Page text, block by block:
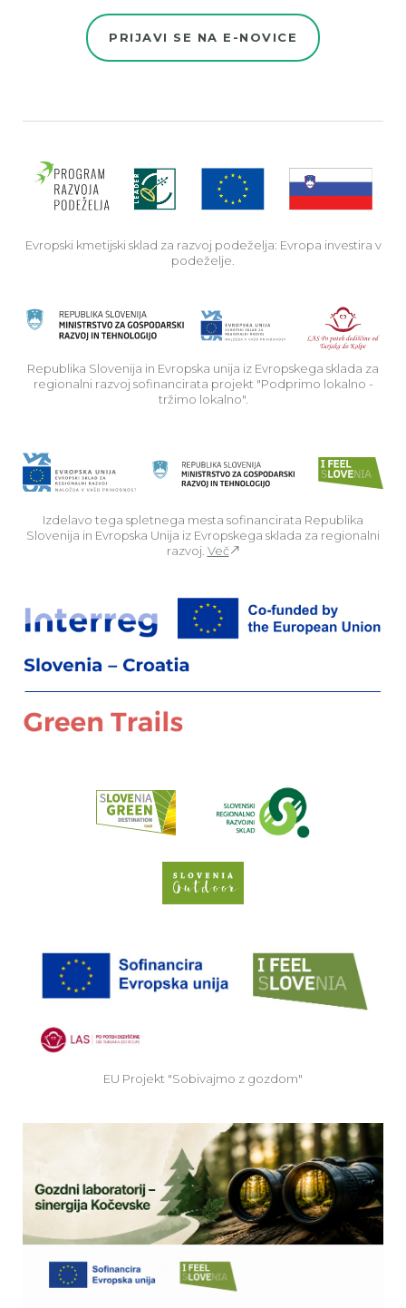
PRIJAVI SE NA E-NOVICE
Evropski kmetijski sklad za razvoj podeželja: Evropa investira v
podeželje.
Republika Slovenija in Evropska unija iz Evropskega sklada za
regionalni razvoj sofinancirata projekt "Podprimo lokalno -
tržimo lokalno".
Izdelavo tega spletnega mesta sofinancirata Republika
Slovenija in Evropska Unija iz Evropskega sklada za regionalni
razvoj. Več
EU Projekt "Sobivajmo z gozdom"